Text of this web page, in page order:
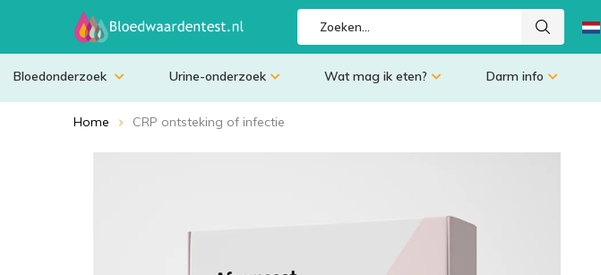
Bloedonderzoek Urine-onderzoek Wat mag ik eten? Darm info
Home CRP ontsteking of infectie